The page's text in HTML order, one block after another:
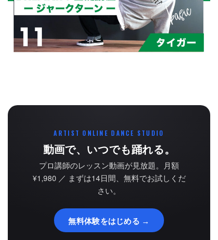
ARTIST ONLINE DANCE STUDIO
動画で、いつでも踊れる。
プロ講師のレッスン動画が見放題。月額
¥1,980 ／ まずは14日間、無料でお試しくだ
さい。
無料体験をはじめる →